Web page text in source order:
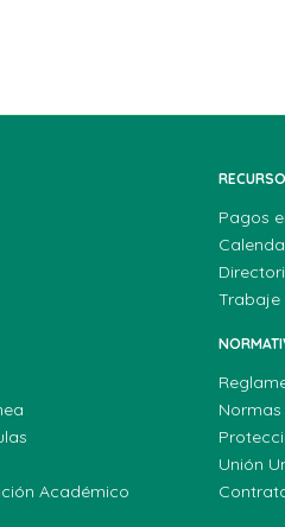
Académico
Pagos
Trabaje
Unión